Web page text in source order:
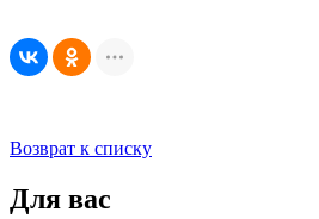
Возврат к списку
Для вас